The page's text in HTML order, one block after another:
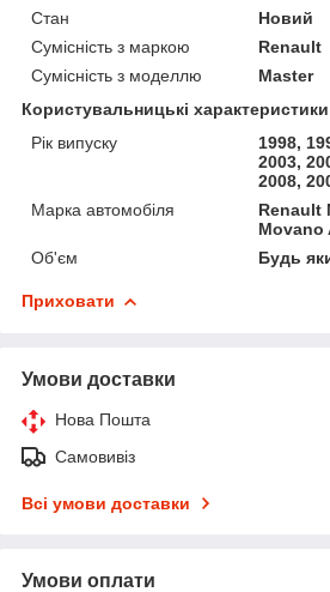
Стан
Новий
Сумісність з маркою
Renault
Сумісність з моделлю
Master
Користувальницькі характеристики
Рік випуску
1998,
2003,
2008,
Марка автомобіля
Renault
Movano
Об'єм
Будь
Приховати
Умови доставки
Нова Пошта
Самовивіз
Всі умови доставки
Умови оплати